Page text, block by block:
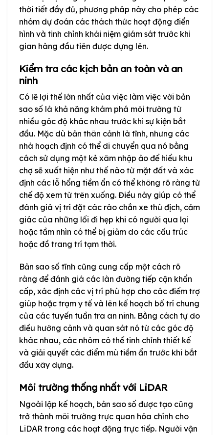
thời tiết đầy đủ, phương pháp này cho phép các
nhóm dự đoán các thách thức hoạt động điển
hình và tinh chỉnh khái niệm giám sát trước khi
gian hàng đầu tiên được dựng lên.
Kiểm tra các kịch bản an toàn và an
ninh
Có lẽ lợi thế lớn nhất của việc làm việc với bản
sao số là khả năng khám phá môi trường từ
nhiều góc độ khác nhau trước khi sự kiện bắt
đầu. Mặc dù bản thân cảnh là tĩnh, nhưng các
nhà hoạch định có thể di chuyển qua nó bằng
cách sử dụng một kẻ xâm nhập ảo để hiểu khu
chợ sẽ xuất hiện như thế nào từ mặt đất và xác
định các lỗ hổng tiềm ẩn có thể không rõ ràng từ
chế độ xem từ trên xuống. Điều này giúp có thể
đánh giá vị trí đặt các rào chắn xe thù địch, cảm
giác của những lối đi hẹp khi có người qua lại
hoặc tầm nhìn có thể bị giảm do các cấu trúc
hoặc đồ trang trí tạm thời.
Bản sao số tĩnh cũng cung cấp một cách rõ
ràng để đánh giá các làn đường tiếp cận khẩn
cấp, xác định các vị trí phù hợp cho các điểm trợ
giúp hoặc trạm y tế và lên kế hoạch bố trí chung
của các tuyến tuần tra an ninh. Bằng cách tự do
điều hướng cảnh và quan sát nó từ các góc độ
khác nhau, các nhóm có thể tinh chỉnh thiết kế
và giải quyết các điểm mù tiềm ẩn trước khi bắt
đầu xây dựng.
Môi trường thống nhất với LiDAR
Ngoài lập kế hoạch, bản sao số được tạo cũng
trở thành môi trường trực quan hóa chính cho
LiDAR trong các hoạt động trực tiếp. Người vận